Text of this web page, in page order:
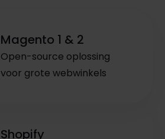
Magento 1 & 2
Open-source oplossing
voor grote webwinkels
Shopify